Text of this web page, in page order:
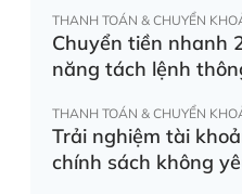
THANH TOÁN & CHUYỂN
Chuyển tiền nhanh
năng tách lệnh
THANH TOÁN & CHUYỂN
Trải nghiệm tài
chính sách không